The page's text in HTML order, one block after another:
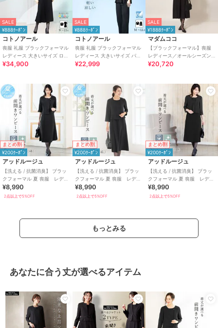
SALE
¥888ｸｰﾎﾟﾝ
コトノアール
喪服 礼服 ブラックフォーマル
レディース 大きいサイズ ロン
グ丈 夏 夏用 日本製
¥34,900
SALE
¥888ｸｰﾎﾟﾝ
コトノアール
喪服 礼服 ブラックフォーマル
レディース 大きいサイズ パン
ツ 夏 夏物 夏用 洗える 日本製
¥22,999
SALE
¥1888ｸｰﾎﾟﾝ
マダムココ
【ブラックフォーマル】喪服
レディース／オールシーズン
対応／礼服／大きいサイズ
¥20,720
まとめ割
¥200ｸｰﾎﾟﾝ
アッドルージュ
【洗える / 抗菌消臭】 ブラッ
クフォーマル 夏 喪服 レディ
ース 着丈が選べる 5号～23
号
¥8,990
2点以上で5%OFF
まとめ割
¥200ｸｰﾎﾟﾝ
アッドルージュ
【洗える / 抗菌消臭】 ブラッ
クフォーマル 夏 喪服 レディ
ース 着丈が選べる 5号～23
号
¥8,990
2点以上で5%OFF
まとめ割
¥200ｸｰﾎﾟﾝ
アッドルージュ
【洗える / 抗菌消臭】 ブラッ
クフォーマル 夏 喪服 レディ
ース 着丈が選べる 5号～23
号
¥8,990
2点以上で5%OFF
もっとみる
あなたに合う丈が選べるアイテム